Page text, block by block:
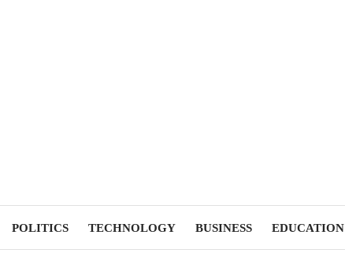
POLITICS TECHNOLOGY BUSINESS EDUCATION